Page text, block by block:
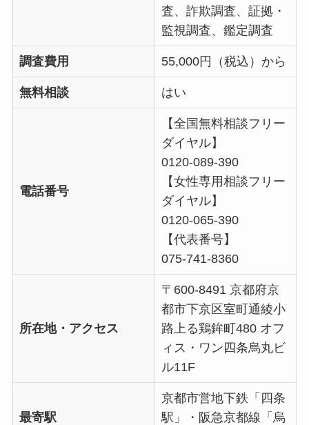
査、詐欺調査、証拠・
監視調査、鑑定調査
調査費用 55,000円（税込）から
無料相談 はい
電話番号
【全国無料相談フリー
ダイヤル】
0120-089-390
【女性専用相談フリー
ダイヤル】
0120-065-390
【代表番号】
075-741-8360
所在地・アクセス
〒600-8491 京都府京
都市下京区室町通綾小
路上る鶏鉾町480 オフ
ィス・ワン四条烏丸ビ
ル11F
最寄駅
京都市営地下鉄「四条
駅」・阪急京都線「烏